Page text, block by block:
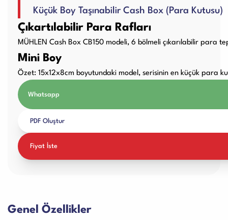
Laminasyon PVC Makineleri
Giyotin Makineleri
Kullanım Kılavuzları
Küçük Boy Taşınabilir Cash Box (Para Kutusu)
Çıkartılabilir Para Rafları
MÜHLEN Cash Box CB150 modeli, 6 bölmeli çıkarılabilir para
Mini Boy
Özet: 15x12x8cm boyutundaki model, serisinin en küçük para
Whatsapp
PDF Oluştur
Fiyat İste
Genel Özellikler